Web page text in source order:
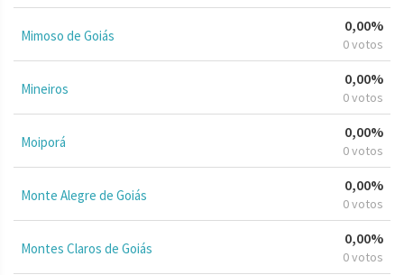
Mimoso de Goiás
0,00%
0 votos
Mineiros
0,00%
0 votos
Moiporá
0,00%
0 votos
Monte Alegre de Goiás
0,00%
0 votos
Montes Claros de Goiás
0,00%
0 votos